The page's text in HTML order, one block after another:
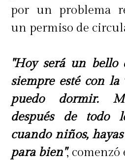
por un problema
un permiso de
"Hoy será un bello
siempre esté con
puedo dormir.
después de todo
cuando niños,
para bien", comenzó